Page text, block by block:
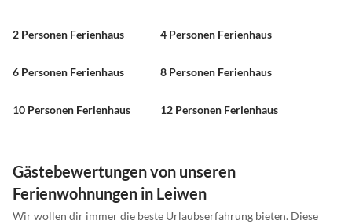
2 Personen Ferienhaus 4 Personen Ferienhaus
6 Personen Ferienhaus 8 Personen Ferienhaus
10 Personen Ferienhaus 12 Personen Ferienhaus
Gästebewertungen von unseren
Ferienwohnungen in Leiwen
Wir wollen dir immer die beste Urlaubserfahrung bieten. Diese